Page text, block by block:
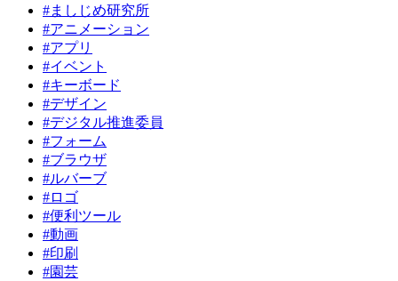
#ましじめ研究所
#アニメーション
#アプリ
#イベント
#キーボード
#デザイン
#デジタル推進委員
#フォーム
#ブラウザ
#ルバーブ
#ロゴ
#便利ツール
#動画
#印刷
#園芸